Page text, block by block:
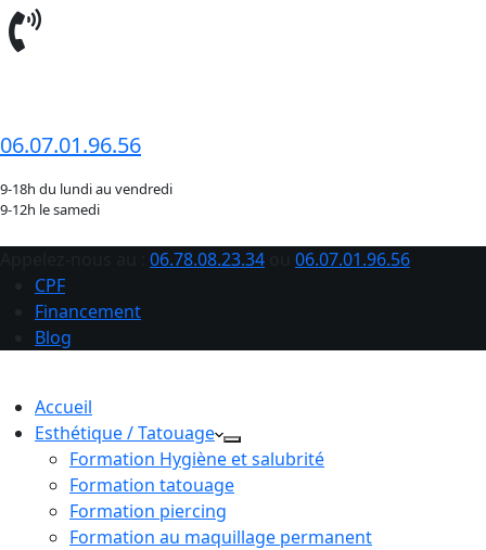
06.07.01.96.56
9-18h du lundi au vendredi
9-12h le samedi
06.78.08.23.34
06.07.01.96.56
CPF
Financement
Blog
Accueil
Esthétique / Tatouage
Formation Hygiène et salubrité
Formation tatouage
Formation piercing
Formation au maquillage permanent